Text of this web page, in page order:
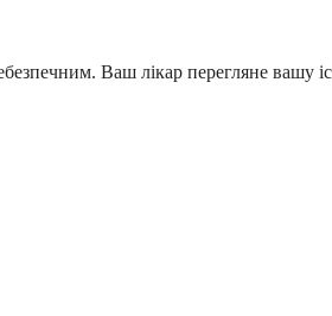
Ваш лікар перегляне вашу